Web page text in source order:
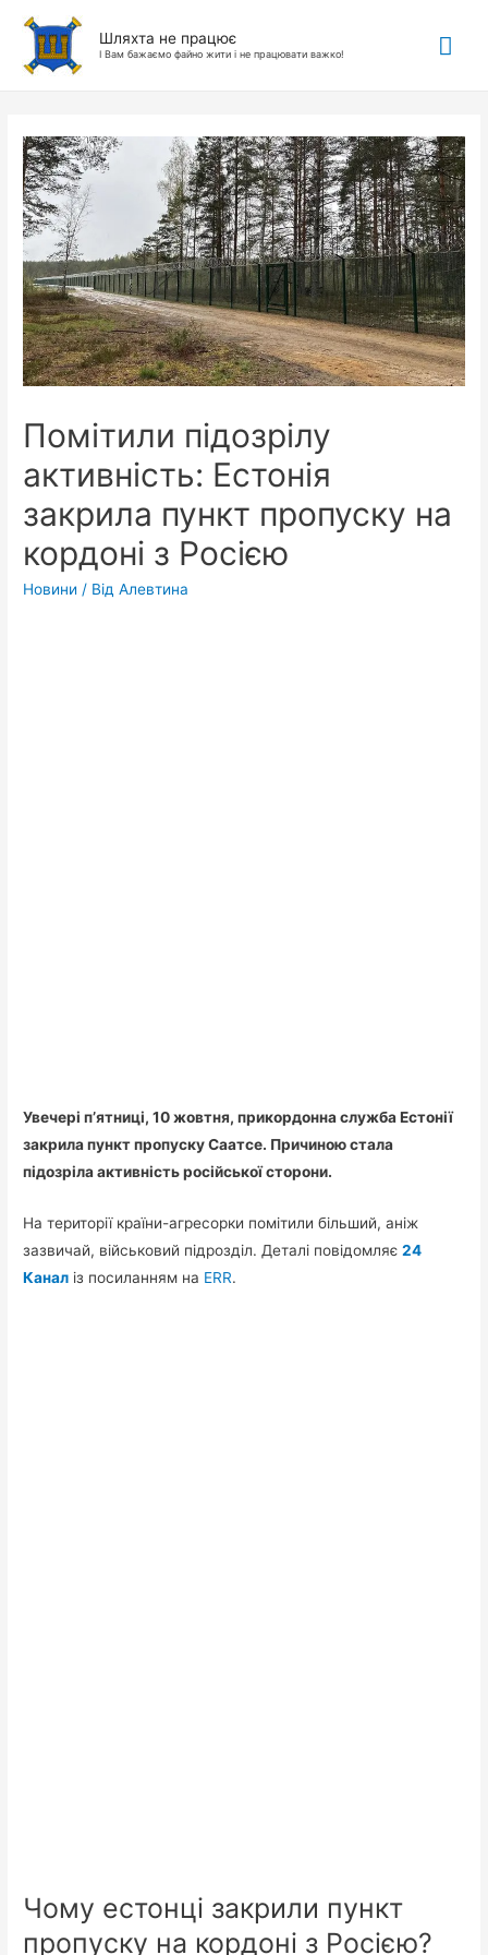
Шляхта не працює
І Вам бажаємо файно жити і не працювати важко!
Помітили підозрілу
активність: Естонія
закрила пункт пропуску на
кордоні з Росією
Новини / ВідАлевтина
Увечері п’ятниці, 10 жовтня, прикордонна служба Естонії
закрила пункт пропуску Саатсе. Причиною стала
підозріла активність російської сторони.
На території країни-агресорки помітили більший, аніж
зазвичай, військовий підрозділ. Деталі повідомляє24
Канал із посиланням на ERR.
Чому естонці закрили пункт
пропуску на кордоні з Росією?